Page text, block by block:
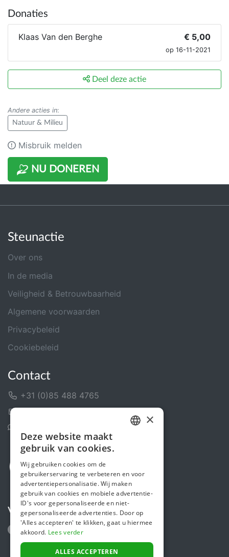
NU DONEREN
Donaties
Klaas Van den Berghe € 5,00
op 16-11-2021
Deel deze actie
Andere acties in:
Natuur & Milieu
Misbruik melden
Steunactie
Over ons
In de media
Veiligheid & Betrouwbaarheid
Algemene voorwaarden
Privacybeleid
Cookiebeleid
Contact
+31 (0)85 488 4765
Volg ons
ENGLISH
×
Deze website maakt
gebruik van cookies.
Wij gebruiken cookies om de
gebruikerservaring te verbeteren en voor
advertentiepersonalisatie. Wij maken
gebruik van cookies en mobiele advertentie-
ID's voor gepersonaliseerde en niet-
gepersonaliseerde advertenties. Door op
'Alles accepteren' te klikken, gaat u hiermee
akkoord. Lees verder
ALLES ACCEPTEREN